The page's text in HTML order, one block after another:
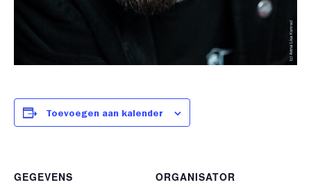
Toevoegen aan kalender
GEGEVENS
ORGANISATOR